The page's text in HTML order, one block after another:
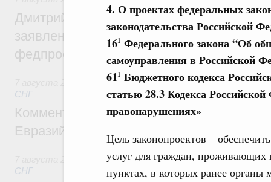
4. О проектах федеральных
законодательства Российской
161 Федерального закона “Об
самоуправления в Российской
611 Бюджетного кодекса
статью 28.3 Кодекса
правонарушениях»
Цель законопроектов –
услуг для граждан, проживающих
пунктах, в которых ранее органы
Дмитрий Чернышенко: Установлен
заявлений от абитуриентов колледжей и
федпроекта «Профессионалитет»
Евразийский экономический союз.
СНГ
Комментарий Алексея Оверчука по
Евразийского межправительственного
Евразийский экономический союз.
СНГ